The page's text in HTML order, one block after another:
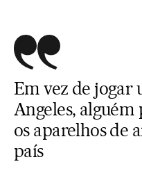
Em vez de jogar
Angeles, alguém
os aparelhos de
país